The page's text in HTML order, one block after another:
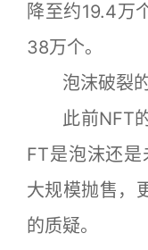
降至约19.4万
38万个。
泡沫破裂的
此前NFT的
FT是泡沫还是
大规模抛售，
的质疑。